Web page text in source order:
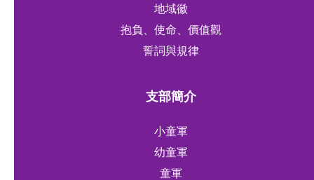
地域徽
抱負、使命、價值觀
誓詞與規律
支部簡介
小童軍
幼童軍
童軍